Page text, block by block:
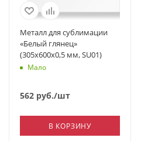
Металл для сублимации
«Белый глянец»
(305х600х0,5 мм, SU01)
Мало
562 руб./шт
В КОРЗИНУ